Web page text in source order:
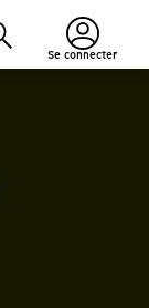
Se connecter